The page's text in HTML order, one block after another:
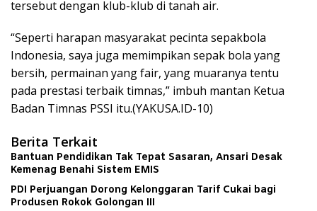
tersebut dengan klub-klub di tanah air.
“Seperti harapan masyarakat pecinta sepakbola
Indonesia, saya juga memimpikan sepak bola yang
bersih, permainan yang fair, yang muaranya tentu
pada prestasi terbaik timnas,” imbuh mantan Ketua
Badan Timnas PSSI itu.(YAKUSA.ID-10)
Berita Terkait
Bantuan Pendidikan Tak Tepat Sasaran, Ansari Desak
Kemenag Benahi Sistem EMIS
PDI Perjuangan Dorong Kelonggaran Tarif Cukai bagi
Produsen Rokok Golongan III